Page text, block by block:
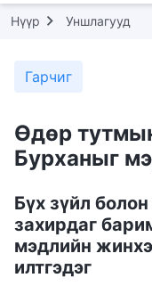
Нүүр Уншлагууд
Гарчиг
Өдөр
Бурханыг
Бүх зүйл
захирдаг
мэдлийн
илтгэдэг